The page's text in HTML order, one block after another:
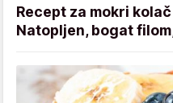
Recept za mokri
Natopljen, bogat